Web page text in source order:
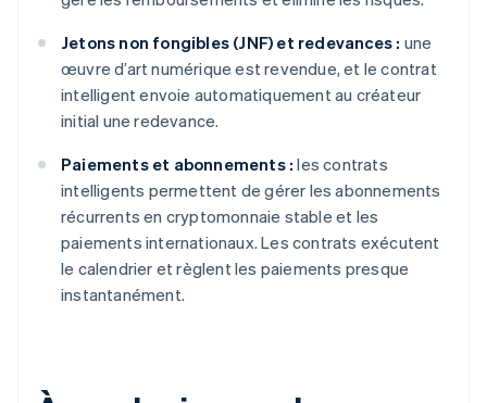
Jetons non fongibles (JNF) et redevances : une
œuvre d’art numérique est revendue, et le contrat
intelligent envoie automatiquement au créateur
initial une redevance.
Paiements et abonnements : les contrats
intelligents permettent de gérer les abonnements
récurrents en cryptomonnaie stable et les
paiements internationaux. Les contrats exécutent
le calendrier et règlent les paiements presque
instantanément.